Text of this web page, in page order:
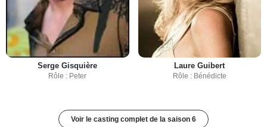
Serge Gisquière
Rôle : Peter
Laure Guibert
Rôle : Bénédicte
Voir le casting complet de la saison 6